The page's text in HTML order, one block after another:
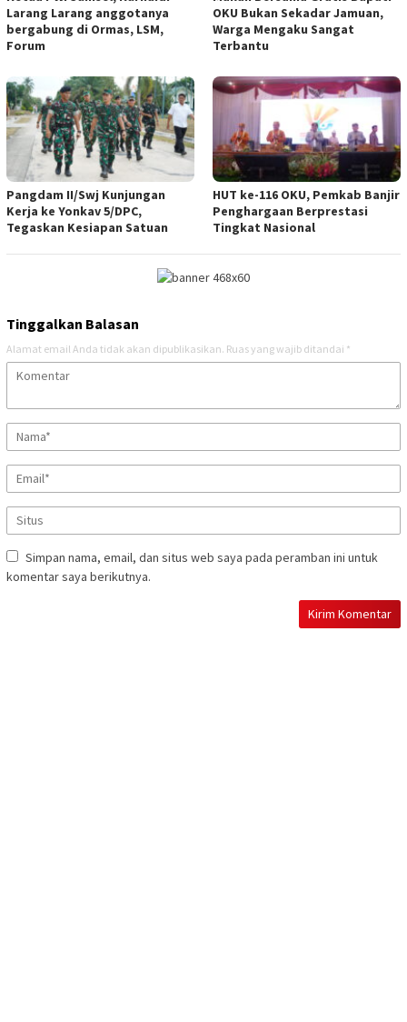
Larang Larang anggotanya
bergabung di Ormas, LSM,
Forum
OKU Bukan Sekadar Jamuan,
Warga Mengaku Sangat
Terbantu
Pangdam II/Swj Kunjungan
Kerja ke Yonkav 5/DPC,
Tegaskan Kesiapan Satuan
HUT ke-116 OKU, Pemkab Banjir
Penghargaan Berprestasi
Tingkat Nasional
Tinggalkan Balasan
Alamat email Anda tidak akan dipublikasikan. Ruas yang wajib ditandai *
Simpan nama, email, dan situs web saya pada peramban ini untuk
komentar saya berikutnya.